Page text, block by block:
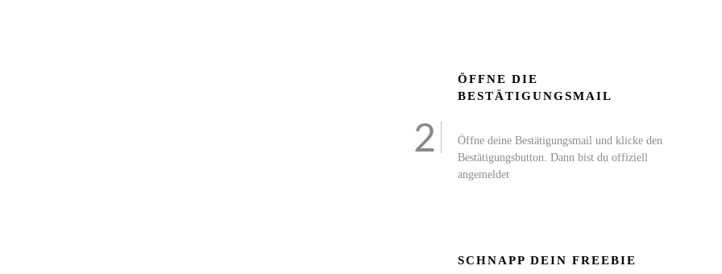
2
ÖFFNE DIE
BESTÄTIGUNGSMAIL
Öffne deine Bestätigungsmail und klicke den
Bestätigungsbutton. Dann bist du offiziell
angemeldet
SCHNAPP DEIN FREEBIE